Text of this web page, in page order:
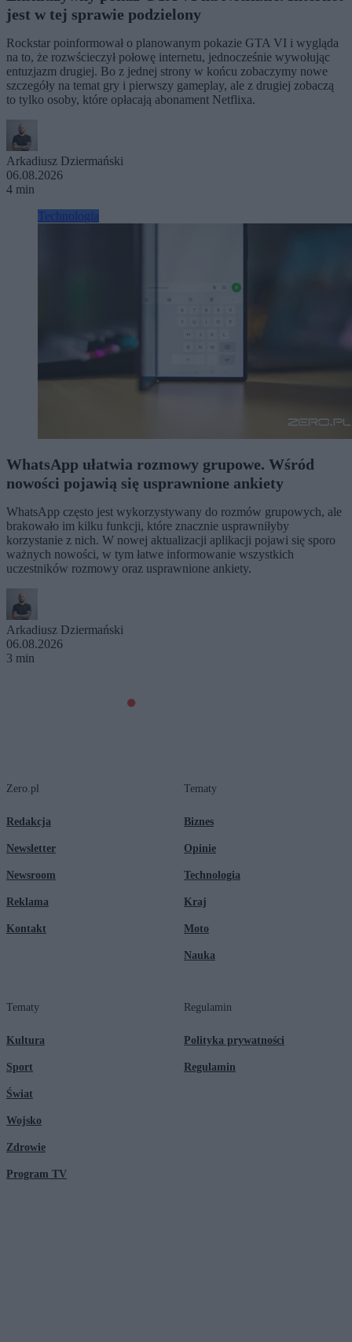
jest w tej sprawie podzielony
Rockstar poinformował o planowanym pokazie GTA VI i wygląda
na to, że rozwścieczył połowę internetu, jednocześnie wywołując
entuzjazm drugiej. Bo z jednej strony w końcu zobaczymy nowe
szczegóły na temat gry i pierwszy gameplay, ale z drugiej zobaczą
to tylko osoby, które opłacają abonament Netflixa.
Arkadiusz Dziermański
06.08.2026
4 min
Technologia
WhatsApp ułatwia rozmowy grupowe. Wśród
nowości pojawią się usprawnione ankiety
WhatsApp często jest wykorzystywany do rozmów grupowych, ale
brakowało im kilku funkcji, które znacznie usprawniłyby
korzystanie z nich. W nowej aktualizacji aplikacji pojawi się sporo
ważnych nowości, w tym łatwe informowanie wszystkich
uczestników rozmowy oraz usprawnione ankiety.
Arkadiusz Dziermański
06.08.2026
3 min
Zero.pl
Redakcja
Newsletter
Newsroom
Reklama
Kontakt
Tematy
Biznes
Opinie
Technologia
Kraj
Moto
Nauka
Tematy
Kultura
Sport
Świat
Wojsko
Zdrowie
Program TV
Regulamin
Polityka prywatności
Regulamin